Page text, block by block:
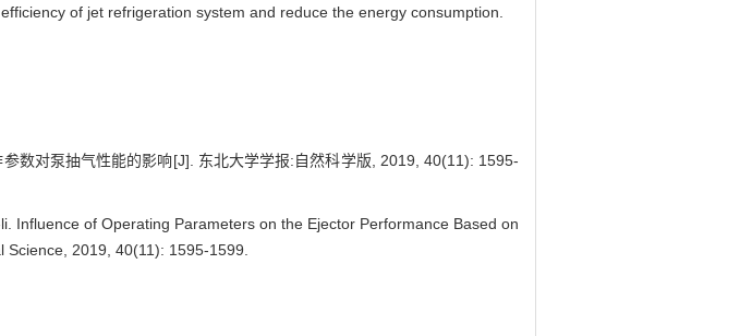
of jet refrigeration system and reduce the energy consumption.
数对泵抽气性能的影响[J]. 东北大学学报:自然科学版, 2019, 40(11): 1595-
Influence of Operating Parameters on the Ejector Performance Based on
Science, 2019, 40(11): 1595-1599.